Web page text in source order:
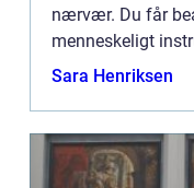
nærvær. Du får
menneskeligt
rundt blandt
Sara Henriksen